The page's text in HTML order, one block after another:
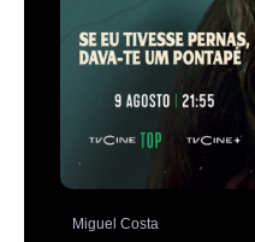
Miguel Costa